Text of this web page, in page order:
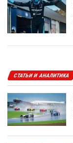
СТАТЬИ И АНАЛИТИКА